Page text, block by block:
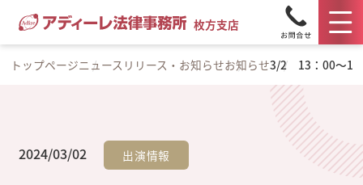
枚方支店
トップページニュースリリース・お知らせお知らせ3/2 13：00～15
2024/03/02 出演情報